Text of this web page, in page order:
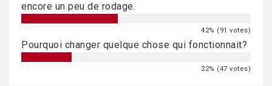
encore un peu de rodage.
42% (91 votes)
Pourquoi changer quelque chose qui fonctionnait?
22% (47 votes)